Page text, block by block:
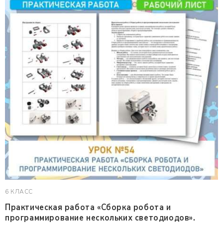
6 КЛАСС
Практическая работа «Сборка робота и
программирование нескольких светодиодов».